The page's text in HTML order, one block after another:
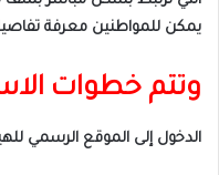
يمكن للمواطنين معرفة
وتتم خطوات
الدخول إلى الموقع الرسمي